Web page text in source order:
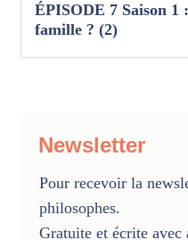
ÉPISODE 7 Saison 1
famille ? (2)
Newsletter
Pour recevoir la
philosophes.
Gratuite et écrite avec